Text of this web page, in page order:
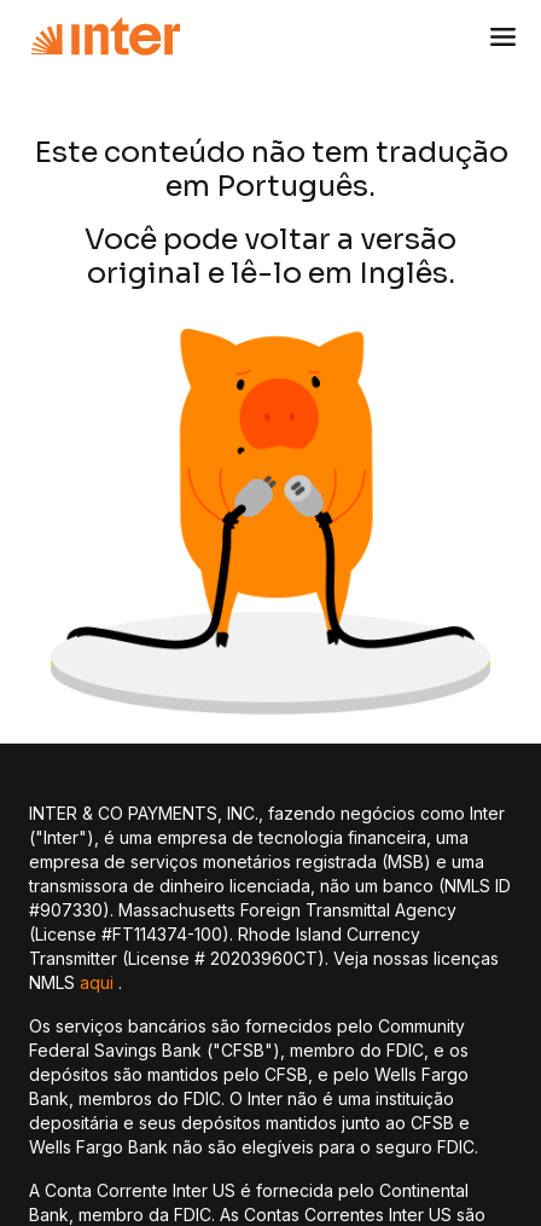
Este conteúdo não tem tradução
em Português.
Você pode voltar a versão
original e lê-lo em Inglês.
INTER & CO PAYMENTS, INC., fazendo negócios como Inter
("Inter"), é uma empresa de tecnologia financeira, uma
empresa de serviços monetários registrada (MSB) e uma
transmissora de dinheiro licenciada, não um banco (NMLS ID
#907330). Massachusetts Foreign Transmittal Agency
(License #FT114374-100). Rhode Island Currency
Transmitter (License # 20203960CT). Veja nossas licenças
NMLS aqui .
Os serviços bancários são fornecidos pelo Community
Federal Savings Bank ("CFSB"), membro do FDIC, e os
depósitos são mantidos pelo CFSB, e pelo Wells Fargo
Bank, membros do FDIC. O Inter não é uma instituição
depositária e seus depósitos mantidos junto ao CFSB e
Wells Fargo Bank não são elegíveis para o seguro FDIC.
A Conta Corrente Inter US é fornecida pelo Continental
Bank, membro da FDIC. As Contas Correntes Inter US são